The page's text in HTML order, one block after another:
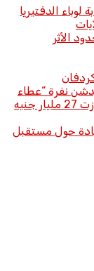
لوباء الدفتيريا
الأثر
يدشن نفرة “عطاء
الإحسان (5)” بولاية القضارف بتكلفة تجاوزت 27 مليار جنيه
حول مستقبل